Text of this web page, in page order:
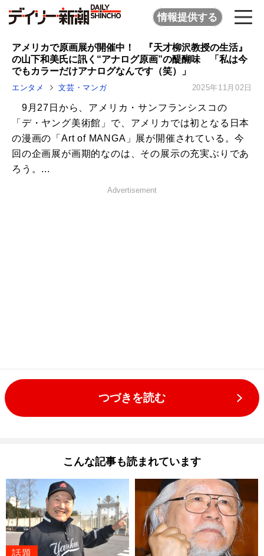
情報提供する
アメリカで原画展が開催中！ 『天才柳沢教授の生活』
の山下和美氏に訊く“アナログ原画”の醍醐味 「私は今
でもカラーだけアナログなんです（笑）」
エンタメ 文芸・マンガ 2025年11月02日
9月27日から、アメリカ・サンフランシスコの
「デ・ヤング美術館」で、アメリカでは初となる日本
の漫画の「Art of MANGA」展が開催されている。今
回の企画展が画期的なのは、その展示の充実ぶりであ
ろう。...
Advertisement
つづきを読む
こんな記事も読まれています
話題